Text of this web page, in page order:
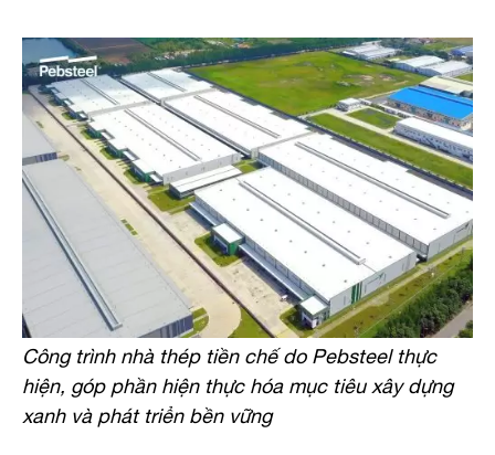
Công trình nhà thép tiền chế do Pebsteel thực
hiện, góp phần hiện thực hóa mục tiêu xây dựng
xanh và phát triển bền vững